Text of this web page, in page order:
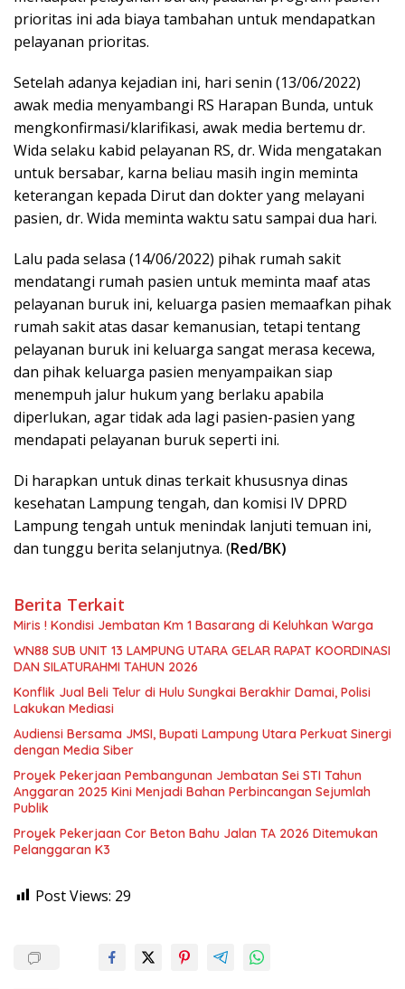
prioritas ini ada biaya tambahan untuk mendapatkan
pelayanan prioritas.
Setelah adanya kejadian ini, hari senin (13/06/2022)
awak media menyambangi RS Harapan Bunda, untuk
mengkonfirmasi/klarifikasi, awak media bertemu dr.
Wida selaku kabid pelayanan RS, dr. Wida mengatakan
untuk bersabar, karna beliau masih ingin meminta
keterangan kepada Dirut dan dokter yang melayani
pasien, dr. Wida meminta waktu satu sampai dua hari.
Lalu pada selasa (14/06/2022) pihak rumah sakit
mendatangi rumah pasien untuk meminta maaf atas
pelayanan buruk ini, keluarga pasien memaafkan pihak
rumah sakit atas dasar kemanusian, tetapi tentang
pelayanan buruk ini keluarga sangat merasa kecewa,
dan pihak keluarga pasien menyampaikan siap
menempuh jalur hukum yang berlaku apabila
diperlukan, agar tidak ada lagi pasien-pasien yang
mendapati pelayanan buruk seperti ini.
Di harapkan untuk dinas terkait khususnya dinas
kesehatan Lampung tengah, dan komisi IV DPRD
Lampung tengah untuk menindak lanjuti temuan ini,
dan tunggu berita selanjutnya. (Red/BK)
Berita Terkait
Miris ! Kondisi Jembatan Km 1 Basarang di Keluhkan Warga
WN88 SUB UNIT 13 LAMPUNG UTARA GELAR RAPAT KOORDINASI
DAN SILATURAHMI TAHUN 2026
Konflik Jual Beli Telur di Hulu Sungkai Berakhir Damai, Polisi
Lakukan Mediasi
Audiensi Bersama JMSI, Bupati Lampung Utara Perkuat Sinergi
dengan Media Siber
Proyek Pekerjaan Pembangunan Jembatan Sei STI Tahun
Anggaran 2025 Kini Menjadi Bahan Perbincangan Sejumlah
Publik
Proyek Pekerjaan Cor Beton Bahu Jalan TA 2026 Ditemukan
Pelanggaran K3
Post Views: 29